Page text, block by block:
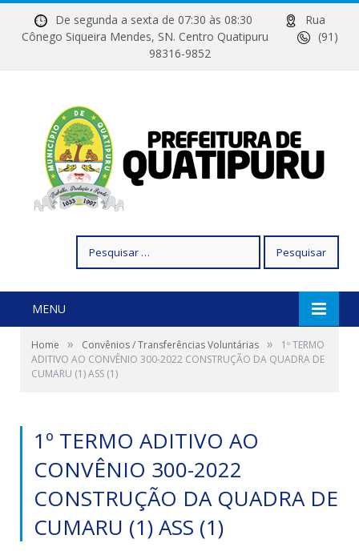
De segunda a sexta de 07:30 às 08:30
Rua
Cônego Siqueira Mendes, SN. Centro Quatipuru
(91)
98316-9852
por:
MENU
Home » Convênios / Transferências Voluntárias »
1º TERMO
ADITIVO AO CONVÊNIO 300-2022 CONSTRUÇÃO DA QUADRA DE
CUMARU (1) ASS (1)
1º TERMO ADITIVO AO
CONVÊNIO 300-2022
CONSTRUÇÃO DA QUADRA DE
CUMARU (1) ASS (1)